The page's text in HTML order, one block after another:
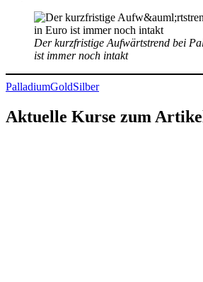
Der kurzfristige Aufwärtstrend bei
ist immer noch intakt
PalladiumGoldSilber
Aktuelle Kurse zum